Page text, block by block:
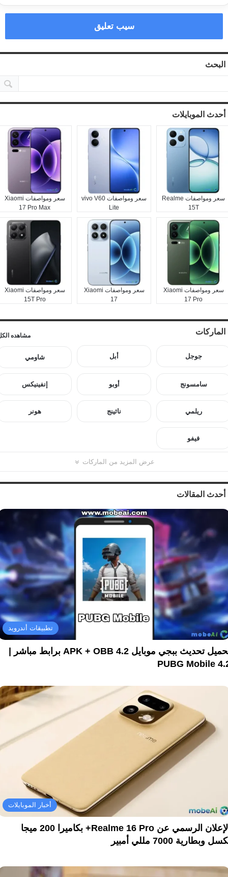
سيب تعليق
البحث
أحدث الموبايلات
سعر ومواصفات Realme
15T
سعر ومواصفات vivo V60
Lite
سعر ومواصفات Xiaomi
17 Pro Max
سعر ومواصفات Xiaomi
17 Pro
سعر ومواصفات Xiaomi
17
سعر ومواصفات Xiaomi
15T Pro
الماركات مشاهده
جوجل أبل شاومي
سامسونج أوبو إنفينيكس
ريلمي ناثينج هونر
فيفو
عرض المزيد من الماركات
أحدث المقالات
تطبيقات أندرويد
تحميل تحديث ببجي موبايل 4.2 APK + OBB برابط مباشر |
PUBG Mobile
أخبار الموبايلات
الإعلان الرسمي عن Realme 16 Pro+ بكاميرا 200 ميجا
وبطارية 7000 مللي أمبير